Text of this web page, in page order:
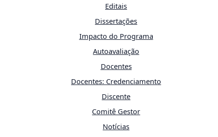
Editais
Dissertações
Impacto do Programa
Autoavaliação
Docentes
Docentes: Credenciamento
Discente
Comitê Gestor
Notícias